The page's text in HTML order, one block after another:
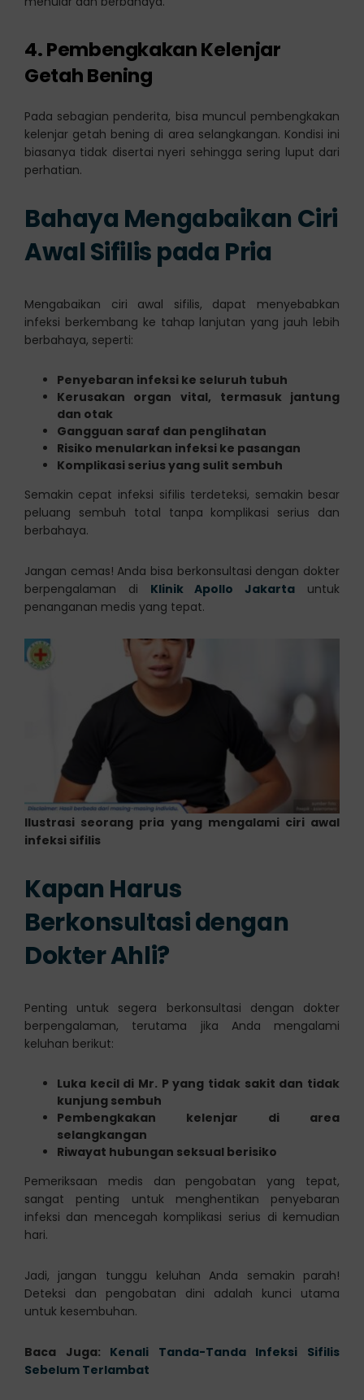
4. Pembengkakan Kelenjar
Getah Bening
Pada sebagian penderita, bisa muncul pembengkakan
kelenjar getah bening di area selangkangan. Kondisi ini
biasanya tidak disertai nyeri sehingga sering luput dari
perhatian.
Bahaya Mengabaikan Ciri
Awal Sifilis pada Pria
Mengabaikan ciri awal sifilis, dapat menyebabkan
infeksi berkembang ke tahap lanjutan yang jauh lebih
berbahaya, seperti:
Penyebaran infeksi ke seluruh tubuh
Kerusakan organ vital, termasuk jantung
dan otak
Gangguan saraf dan penglihatan
Risiko menularkan infeksi ke pasangan
Komplikasi serius yang sulit sembuh
Semakin cepat infeksi sifilis terdeteksi, semakin besar
peluang sembuh total tanpa komplikasi serius dan
berbahaya.
Jangan cemas! Anda bisa berkonsultasi dengan dokter
berpengalaman di Klinik Apollo Jakarta untuk
penanganan medis yang tepat.
Ilustrasi seorang pria yang mengalami ciri awal
infeksi sifilis
Kapan Harus
Berkonsultasi dengan
Dokter Ahli?
Penting untuk segera berkonsultasi dengan dokter
berpengalaman, terutama jika Anda mengalami
keluhan berikut:
Luka kecil di Mr. P yang tidak sakit dan tidak
kunjung sembuh
Pembengkakan kelenjar di area
selangkangan
Riwayat hubungan seksual berisiko
Pemeriksaan medis dan pengobatan yang tepat,
sangat penting untuk menghentikan penyebaran
infeksi dan mencegah komplikasi serius di kemudian
hari.
Jadi, jangan tunggu keluhan Anda semakin parah!
Deteksi dan pengobatan dini adalah kunci utama
untuk kesembuhan.
Baca Juga: Kenali Tanda-Tanda Infeksi Sifilis
Sebelum Terlambat